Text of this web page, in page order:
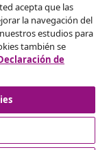
acepta que las
la navegación del
estudios para
también se
de